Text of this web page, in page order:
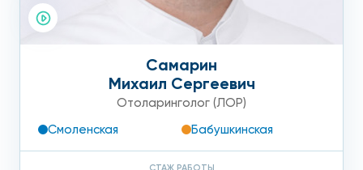
Самарин
Михаил Сергеевич
Отоларинголог (ЛОР)
Смоленская
Бабушкинская